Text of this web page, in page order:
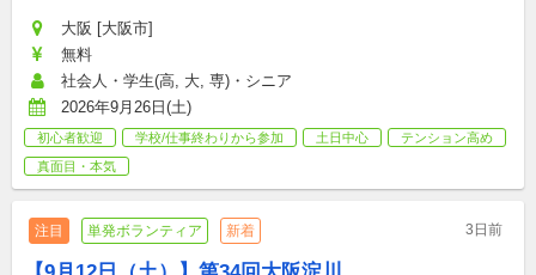
大阪 [大阪市]
無料
社会人・学生(高, 大, 専)・シニア
2026年9月26日(土)
初心者歓迎 学校/仕事終わりから参加 土日中心
テンション高め
真面目・本気
注目 単発ボランティア 新着 3日前